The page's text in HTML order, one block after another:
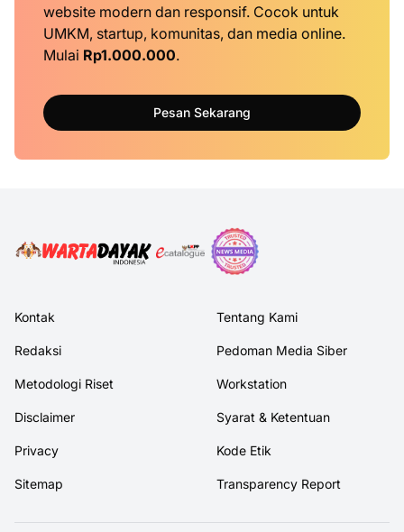
website modern dan responsif. Cocok untuk
UMKM, startup, komunitas, dan media online.
Mulai Rp1.000.000.
Pesan Sekarang
Kontak Tentang Kami
Redaksi Pedoman Media Siber
Metodologi Riset Workstation
Disclaimer Syarat & Ketentuan
Privacy Kode Etik
Sitemap Transparency Report